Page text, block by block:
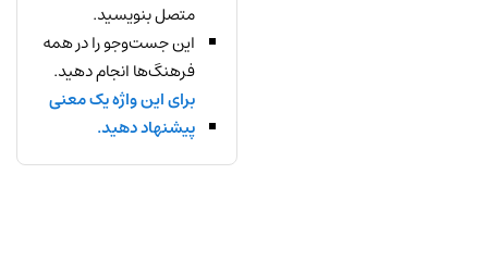
متصل بنویسید.
این جست‌وجو را در همه
فرهنگ‌ها انجام دهید.
برای این واژه یک معنی
پیشنهاد دهید.